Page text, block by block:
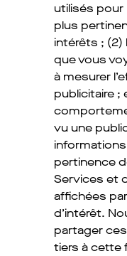
utilisés
plus
intérêts ; (2)
que vous
à mesurer
publicitaire ;
vu une
informations
pertinence
Services et
affichées
d’intérêt.
partager
tiers à cette